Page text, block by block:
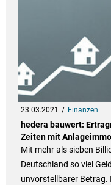
23.03.2021 Finanzen
hedera bauwert:
Zeiten mit
Mit mehr als sieben
Deutschland so viel
unvorstellbarer Betrag.